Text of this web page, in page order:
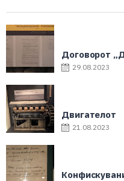
Договорот
29.08.2023
Двигателот
21.08.2023